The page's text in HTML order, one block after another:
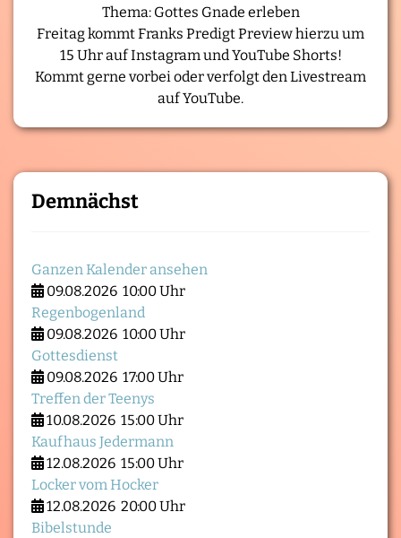
Thema: Gottes Gnade erleben
Freitag kommt Franks Predigt Preview hierzu um
15 Uhr auf Instagram und YouTube Shorts!
Kommt gerne vorbei oder verfolgt den Livestream
auf YouTube.
Demnächst
Ganzen Kalender ansehen
09.08.2026 10:00 Uhr
Regenbogenland
09.08.2026 10:00 Uhr
Gottesdienst
09.08.2026 17:00 Uhr
Treffen der Teenys
10.08.2026 15:00 Uhr
Kaufhaus Jedermann
12.08.2026 15:00 Uhr
Locker vom Hocker
12.08.2026 20:00 Uhr
Bibelstunde